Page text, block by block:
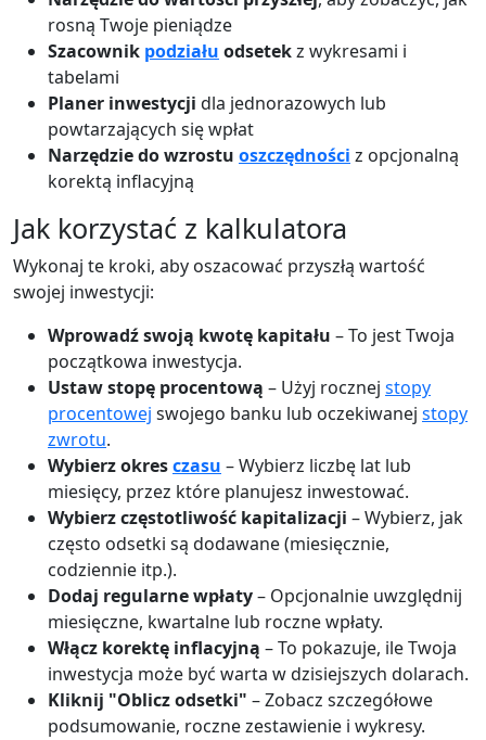
rosną Twoje pieniądze
Szacownik podziału odsetekz wykresami i
tabelami
Planer inwestycji dla jednorazowych lub
powtarzających się wpłat
Narzędzie do wzrostu oszczędności z opcjonalną
korektą inflacyjną
Jak korzystać z kalkulatora
Wykonaj te kroki, aby oszacować przyszłą wartość
swojej inwestycji:
Wprowadź swoją kwotę kapitału – To jest Twoja
początkowa inwestycja.
Ustaw stopę procentową – Użyj rocznej stopy
procentowej swojego banku lub oczekiwanej stopy
zwrotu.
Wybierz okresczasu – Wybierz liczbę lat lub
miesięcy, przez które planujesz inwestować.
Wybierz częstotliwość kapitalizacji – Wybierz, jak
często odsetki są dodawane (miesięcznie,
codziennie itp.).
Dodaj regularne wpłaty– Opcjonalnie uwzględnij
miesięczne, kwartalne lub roczne wpłaty.
Włącz korektę inflacyjną – To pokazuje, ile Twoja
inwestycja może być warta w dzisiejszych dolarach.
Kliknij "Oblicz odsetki" – Zobacz szczegółowe
podsumowanie, roczne zestawienie i wykresy.